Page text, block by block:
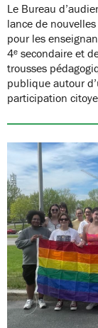
Le Bureau
lance de
pour les
4ᵉ secondaire et
trousses
publique autour
participation